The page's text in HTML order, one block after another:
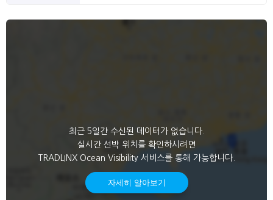
최근 5일간 수신된 데이터가 없습니다.
실시간 선박 위치를 확인하시려면
TRADLINX Ocean Visibility 서비스를 통해 가능합니다.
자세히 알아보기